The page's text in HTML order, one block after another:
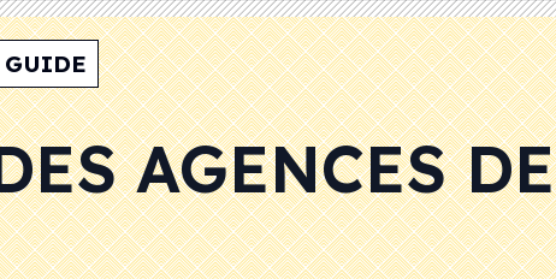
GUIDE
AGENCES DE